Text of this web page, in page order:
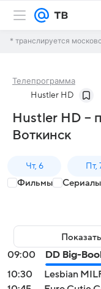
* транслируется
Телепрограмма
Hustler HD
Hustler HD –
Воткинск
Чт, 6 Пт,
Фильмы Сериалы
09:00
DD Big-
10:30
Lesbian